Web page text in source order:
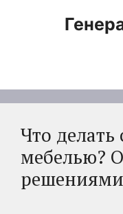
Что делать
мебелью?
решениями